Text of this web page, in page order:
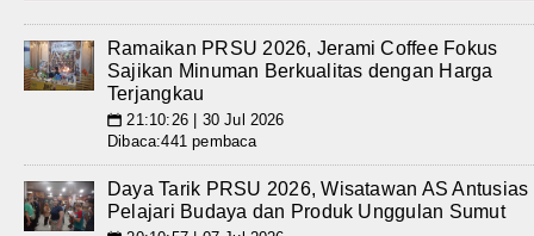
Ramaikan PRSU 2026, Jerami Coffee Fokus
Sajikan Minuman Berkualitas dengan Harga
Terjangkau
📅 21:10:26 | 30 Jul 2026
Dibaca:441 pembaca
Daya Tarik PRSU 2026, Wisatawan AS Antusias
Pelajari Budaya dan Produk Unggulan Sumut